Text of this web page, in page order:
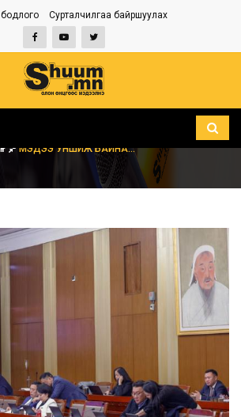
Сурталчилгаа байршуулах
МЭДЭЭ УНШИЖ БАЙНА...